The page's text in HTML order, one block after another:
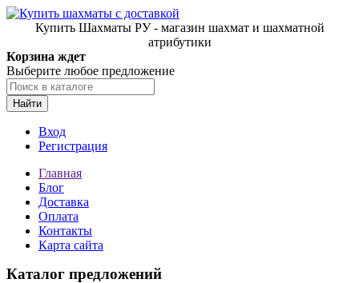
Купить Шахматы РУ - магазин шахмат и шахматной
атрибутики
Корзина ждет
Выберите любое предложение
Найти
Вход
Регистрация
Главная
Блог
Доставка
Оплата
Контакты
Карта сайта
Каталог предложений